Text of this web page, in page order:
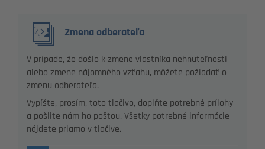
Zmena odberateľa
V prípade, že došlo k zmene vlastníka nehnuteľnosti
alebo zmene nájomného vzťahu, môžete požiadať o
zmenu odberateľa.
Vypíšte, prosím, toto tlačivo, doplňte potrebné prílohy
a pošlite nám ho poštou. Všetky potrebné informácie
nájdete priamo v tlačive.